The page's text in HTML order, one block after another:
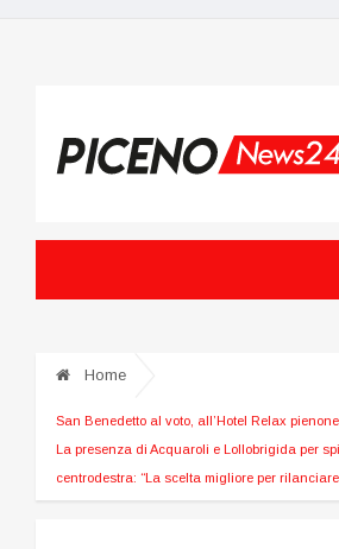
Home
San Benedetto al voto, all’Hotel Relax
La presenza di Acquaroli e Lollobrigida per
centrodestra: “La scelta migliore per